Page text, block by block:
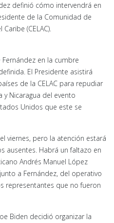
definió cómo intervendrá en
de la Comunidad de
(CELAC).
en la cumbre
El Presidente asistirá
de la CELAC para repudiar
y Nicaragua del evento
Unidos que este se
viernes, pero la atención estará
ausentes. Habrá un faltazo en
Andrés Manuel López
a Fernández, del operativo
representantes que no fueron
Biden decidió organizar la